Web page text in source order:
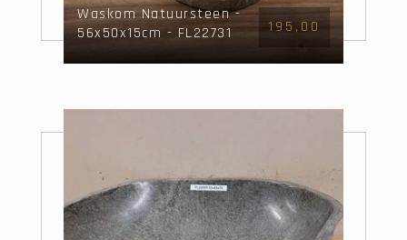
Waskom Natuursteen -
56x50x15cm - FL22731
195,00